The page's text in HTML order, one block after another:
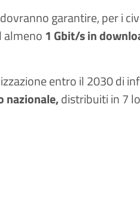
garantire, per i
almeno1 Gbit/s in
entro il 2030 di
nazionale,distribuiti in 7